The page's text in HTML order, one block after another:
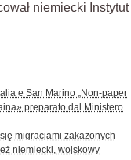
niemiecki Instytut
e San Marino „Non-paper
preparato dal Ministero
migracjami zakażonych
niemiecki, wojskowy